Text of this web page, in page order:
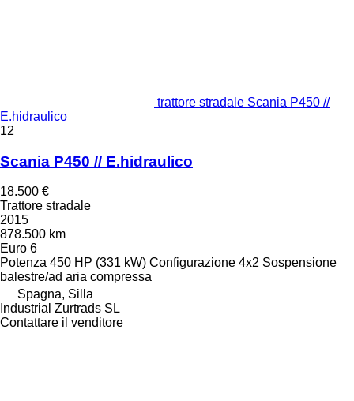
trattore stradale Scania P450 //
E.hidraulico
12
Scania P450 // E.hidraulico
18.500 €
Trattore stradale
2015
878.500 km
Euro 6
Potenza 450 HP (331 kW) Configurazione 4x2 Sospensione
balestre/ad aria compressa
Spagna, Silla
Industrial Zurtrads SL
Contattare il venditore